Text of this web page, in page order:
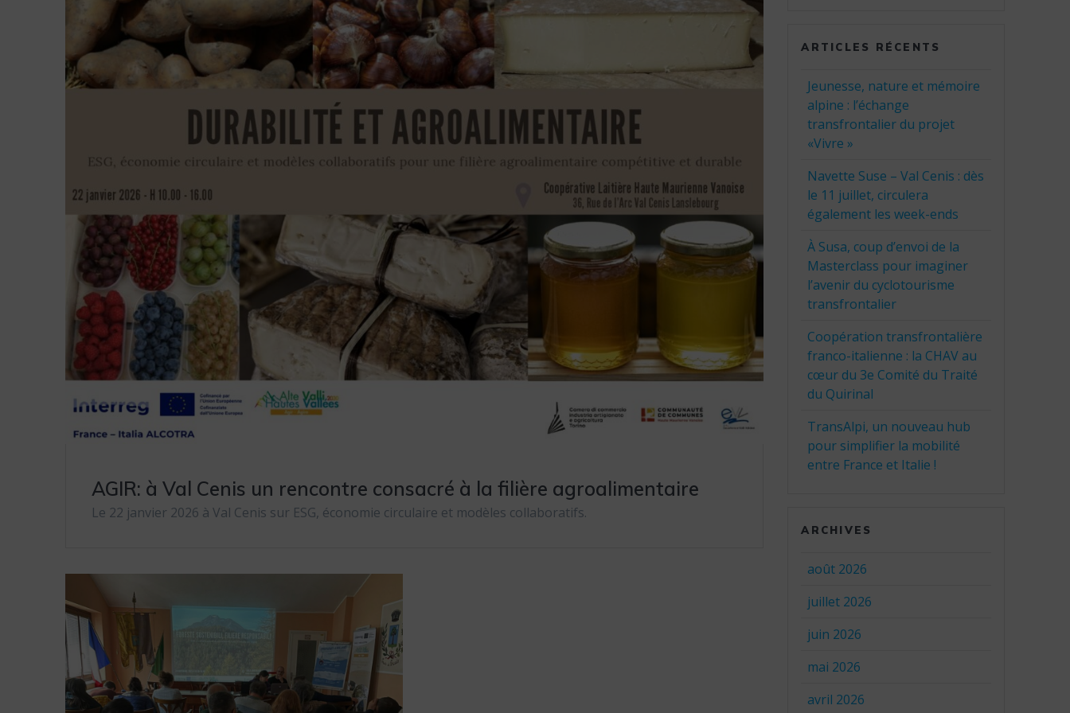
AGIR: à Val Cenis un rencontre consacré à la filière agroalimentaire
Le 22 janvier 2026 à Val Cenis sur ESG, économie circulaire et modèles collaboratifs.
ARTICLES RÉCENTS
Jeunesse, nature et mémoire
alpine : l’échange
transfrontalier du projet
«Vivre »
Navette Suse – Val Cenis : dès
le 11 juillet, circulera
également les week-ends
À Susa, coup d’envoi de la
Masterclass pour imaginer
l’avenir du cyclotourisme
transfrontalier
Coopération transfrontalière
franco-italienne : la CHAV au
cœur du 3e Comité du Traité
du Quirinal
TransAlpi, un nouveau hub
pour simplifier la mobilité
entre France et Italie !
ARCHIVES
août 2026
juillet 2026
juin 2026
mai 2026
avril 2026